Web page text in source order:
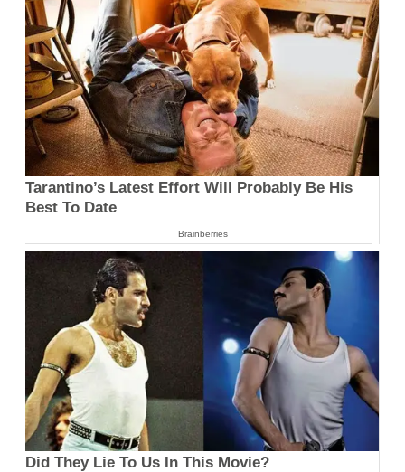
Tarantino’s Latest Effort Will Probably Be His
Best To Date
Brainberries
Did They Lie To Us In This Movie?